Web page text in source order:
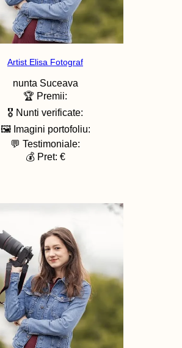
Artist Elisa Fotograf
nunta Suceava
🏆 Premii:
🎖️ Nunti verificate:
🖼️ Imagini portofoliu:
💬 Testimoniale:
💰 Pret: €